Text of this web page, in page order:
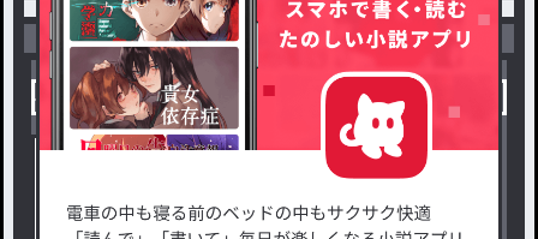
小説を探す
新着小説一覧
小説コンテスト応募・公募
ジャンルから探す
恋愛・ロマンス
ファンタジー・異世界・SF